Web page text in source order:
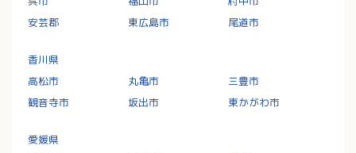
安芸郡
東広島市 尾道市
香川県
高松市
丸亀市
三豊市
観音寺市
坂出市 東かがわ市
愛媛県